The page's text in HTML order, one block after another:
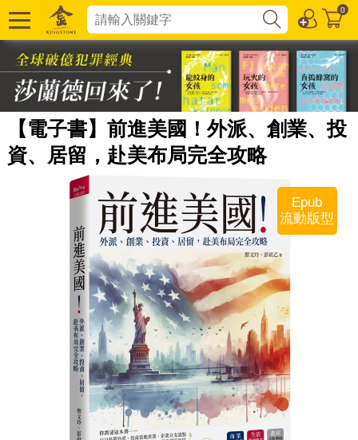
0
【電子書】前進美國！外派、創業、投
資、居留，赴美布局完全攻略
Epub
流動版型